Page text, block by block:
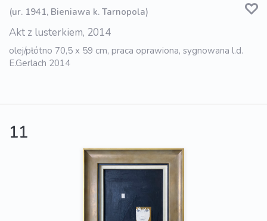
(ur. 1941, Bieniawa k. Tarnopola)
Akt z lusterkiem, 2014
olej/płótno 70,5 x 59 cm, praca oprawiona, sygnowana l.d.
E.Gerlach 2014
11